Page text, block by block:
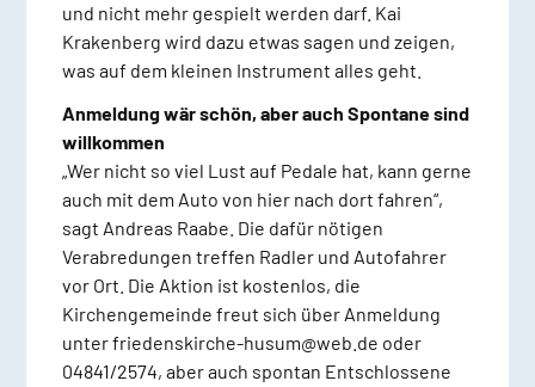
und nicht mehr gespielt werden darf. Kai
Krakenberg wird dazu etwas sagen und zeigen,
was auf dem kleinen Instrument alles geht.
Anmeldung wär schön, aber auch Spontane sind
willkommen
„Wer nicht so viel Lust auf Pedale hat, kann gerne
auch mit dem Auto von hier nach dort fahren“,
sagt Andreas Raabe. Die dafür nötigen
Verabredungen treffen Radler und Autofahrer
vor Ort. Die Aktion ist kostenlos, die
Kirchengemeinde freut sich über Anmeldung
unter friedenskirche-husum@web.de oder
04841/2574, aber auch spontan Entschlossene